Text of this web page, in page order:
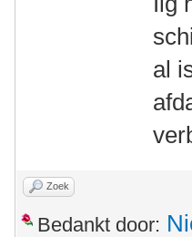
al
Zoek
Bedankt door: